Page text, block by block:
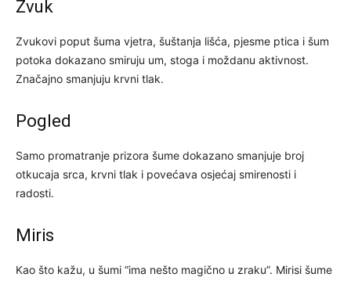
Zvuk
Zvukovi poput šuma vjetra, šuštanja lišća, pjesme ptica i šum
potoka dokazano smiruju um, stoga i moždanu aktivnost.
Značajno smanjuju krvni tlak.
Pogled
Samo promatranje prizora šume dokazano smanjuje broj
otkucaja srca, krvni tlak i povećava osjećaj smirenosti i
radosti.
Miris
Kao što kažu, u šumi “ima nešto magično u zraku”. Mirisi šume